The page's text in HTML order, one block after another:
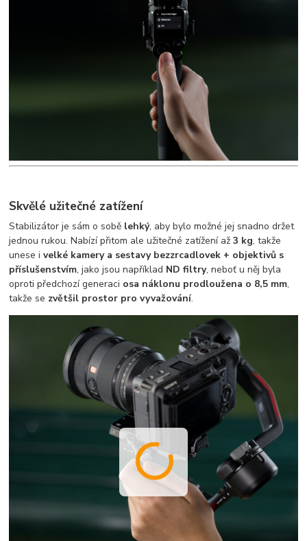
Skvělé užitečné zatížení
Stabilizátor je sám o sobě lehký, aby bylo možné jej snadno držet
jednou rukou. Nabízí přitom ale užitečné zatížení až3 kg, takže
unese ivelké kamery a sestavy bezzrcadlovek + objektivů s
příslušenstvím, jako jsou například ND filtry, neboť u něj byla
oproti předchozí generaci osa náklonu prodloužena o 8,5 mm,
takže se zvětšil prostor pro vyvažování.